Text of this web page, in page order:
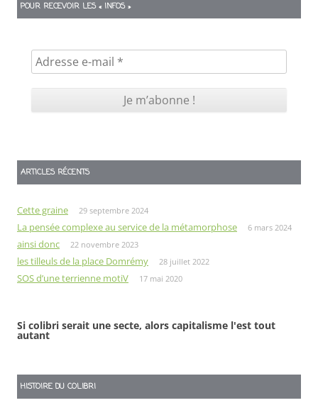
POUR RECEVOIR LES « INFOS »
ARTICLES RÉCENTS
Cette graine 29 septembre 2024
La pensée complexe au service de la métamorphose 6 mars 2024
ainsi donc 22 novembre 2023
les tilleuls de la place Domrémy 28 juillet 2022
SOS d’une terrienne motiV 17 mai 2020
Si colibri serait une secte, alors capitalisme l'est tout
autant
HISTOIRE DU COLIBRI